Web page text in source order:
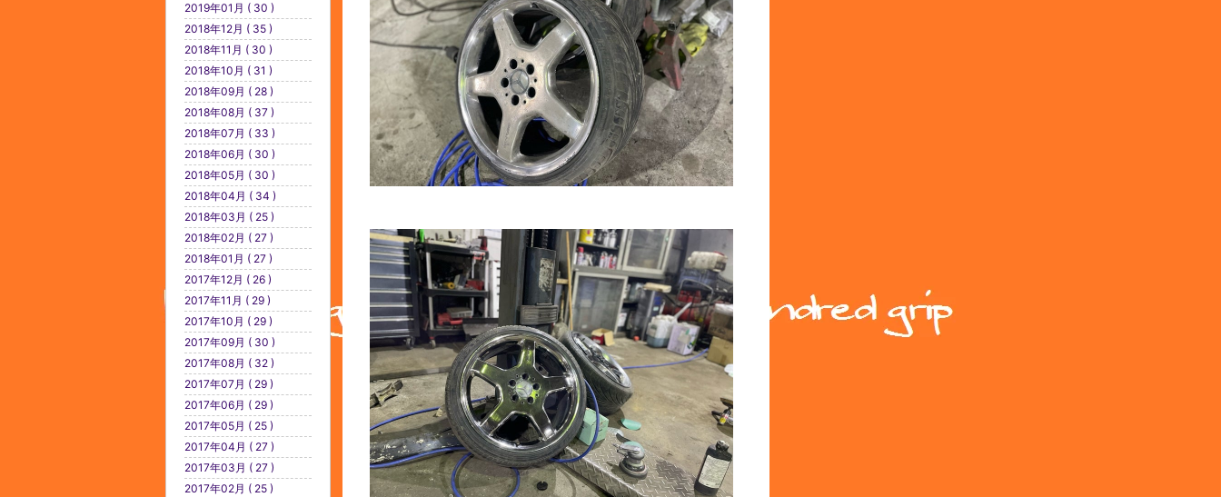
2019年01月 ( 30 )
2018年12月 ( 35 )
2018年11月 ( 30 )
2018年10月 ( 31 )
2018年09月 ( 28 )
2018年08月 ( 37 )
2018年07月 ( 33 )
2018年06月 ( 30 )
2018年05月 ( 30 )
2018年04月 ( 34 )
2018年03月 ( 25 )
2018年02月 ( 27 )
2018年01月 ( 27 )
2017年12月 ( 26 )
2017年11月 ( 29 )
2017年10月 ( 29 )
2017年09月 ( 30 )
2017年08月 ( 32 )
2017年07月 ( 29 )
2017年06月 ( 29 )
2017年05月 ( 25 )
2017年04月 ( 27 )
2017年03月 ( 27 )
2017年02月 ( 25 )